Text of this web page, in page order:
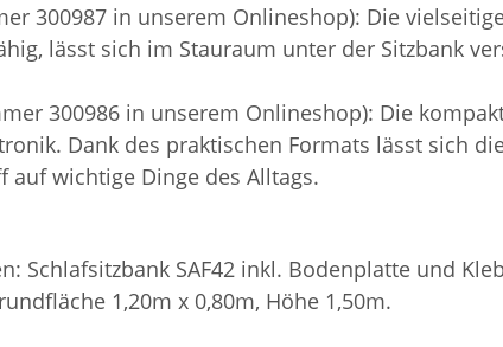
300987 in unserem Onlineshop): Die
lässt sich im Stauraum unter der Sitzbank
300986 in unserem Onlineshop): Die
Dank des praktischen Formats lässt sich
auf wichtige Dinge des Alltags.
Schlafsitzbank SAF42 inkl. Bodenplatte und
1,20m x 0,80m, Höhe 1,50m.